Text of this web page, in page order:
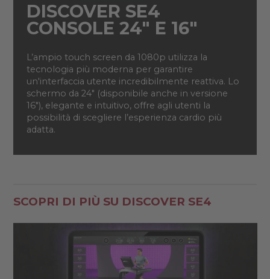
DISCOVER SE4
CONSOLE 24" E 16"
L’ampio touch screen da 1080p utilizza la
tecnologia più moderna per garantire
un'interfaccia utente incredibilmente reattiva. Lo
schermo da 24" (disponibile anche in versione
16"), elegante e intuitivo, offre agli utenti la
possibilità di scegliere l’esperienza cardio più
adatta.
SCOPRI DI PIÙ SU DISCOVER SE4